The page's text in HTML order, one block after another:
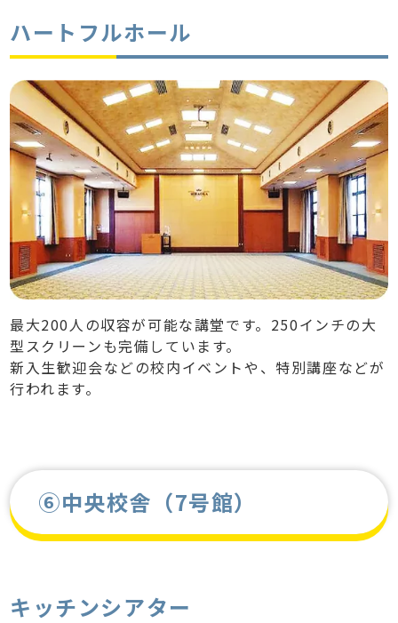
ハートフルホール
最大200人の収容が可能な講堂です。250インチの大
型スクリーンも完備しています。
新入生歓迎会などの校内イベントや、特別講座などが
行われます。
⑥中央校舎（7号館）
キッチンシアター